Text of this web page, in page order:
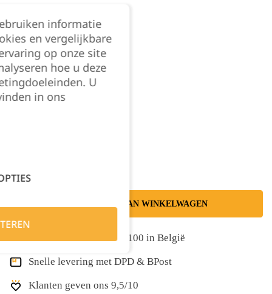
Maat:
S/M L/XL
TOEVOEGEN AAN WINKELWAGEN
Gratis levering vanaf €100 in België
Snelle levering met DPD & BPost
Klanten geven ons 9,5/10
informatie
en vergelijkbare
op onze site
hoe u deze
U
in ons